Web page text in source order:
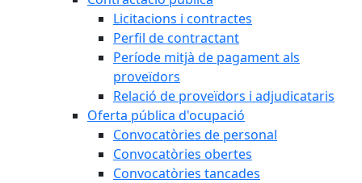
Licitacions i contractes
Perfil de contractant
Període mitjà de pagament als
proveïdors
Relació de proveïdors i adjudicataris
Oferta pública d'ocupació
Convocatòries de personal
Convocatòries obertes
Convocatòries tancades